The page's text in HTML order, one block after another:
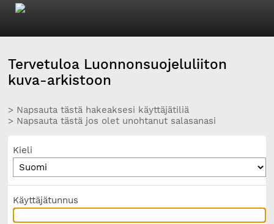
Tervetuloa Luonnonsuojeluliiton
kuva-arkistoon
> Napsauta tästä hakeaksesi käyttäjätiliä
> Napsauta tästä jos olet unohtanut salasanasi
Kieli
Käyttäjätunnus